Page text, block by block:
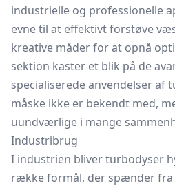
industrielle og professionelle
evne til at effektivt forstøve
kreative måder for at opnå
sektion kaster et blik på de
specialiserede anvendelser af
måske ikke er bekendt med,
uundværlige i mange
Industribrug
I industrien bliver turbodyser
række formål, der spænder